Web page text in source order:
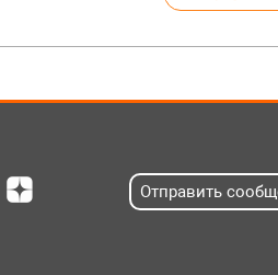
Отправить